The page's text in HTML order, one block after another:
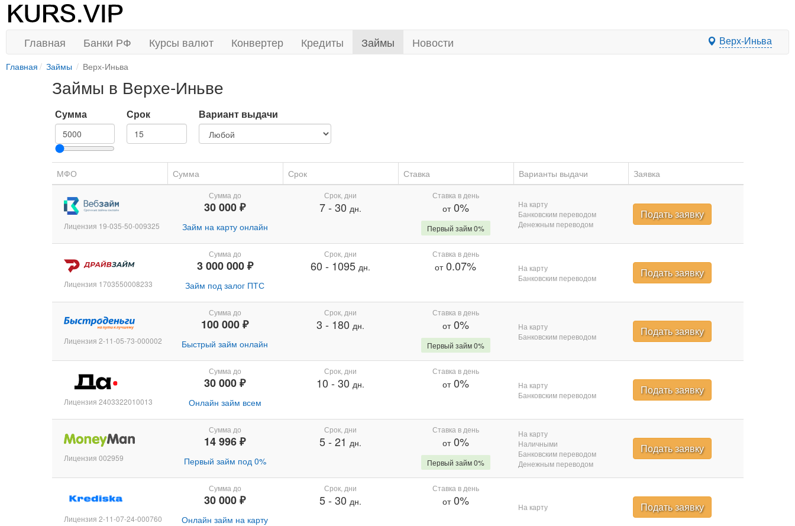
Главная Банки РФ Курсы валют Конвертер Кредиты Займы Новости Верх-Иньва
Главная Займы Верх-Иньва
Займы в Верхе-Иньве
Сумма Срок Вариант выдачи
МФО Сумма Срок Ставка Варианты выдачи Заявка
Лицензия 19-035-50-009325
Сумма до
30 000 ₽
Займ на карту онлайн
Срок, дни
7- 30 дн.
Ставка в день
от0%
Первый займ 0%
На карту
Банковским переводом
Денежным переводом
Подать заявку
Лицензия 1703550008233
Сумма до
3 000 000 ₽
Займ под залог ПТС
Срок, дни
60 - 1095 дн.
Ставка в день
от0.07%
На карту
Банковским переводом
Подать заявку
Лицензия 2-11-05-73-000002
Сумма до
100 000 ₽
Быстрый займ онлайн
Срок, дни
3 - 180 дн.
Ставка в день
от0%
Первый займ 0%
На карту
Банковским переводом
Подать заявку
Лицензия 2403322010013
Сумма до
30 000 ₽
Онлайн займ всем
Срок, дни
10 - 30 дн.
Ставка в день
от0%
На карту
Банковским переводом
Подать заявку
Лицензия 002959
Сумма до
14 996 ₽
Первый займ под 0%
Срок, дни
5- 21 дн.
Ставка в день
от0%
Первый займ 0%
На карту
Наличными
Банковским переводом
Денежным переводом
Подать заявку
Лицензия 2-11-07-24-000760
Сумма до
30 000 ₽
Онлайн займ на карту
Срок, дни
5- 30 дн.
Ставка в день
от0% На карту Подать заявку